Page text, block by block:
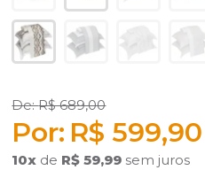
R$ 689,00
R$ 599,90
10x de R$ 59,99 sem juros